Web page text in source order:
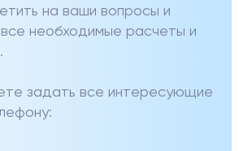
на ваши вопросы и
необходимые расчеты и
задать все интересующие